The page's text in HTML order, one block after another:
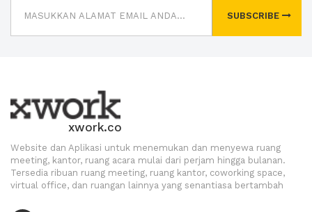
SUBSCRIBE
xwork.co
Website dan Aplikasi untuk menemukan dan menyewa ruang
meeting, kantor, ruang acara mulai dari perjam hingga bulanan.
Tersedia ribuan ruang meeting, ruang kantor, coworking space,
virtual office, dan ruangan lainnya yang senantiasa bertambah